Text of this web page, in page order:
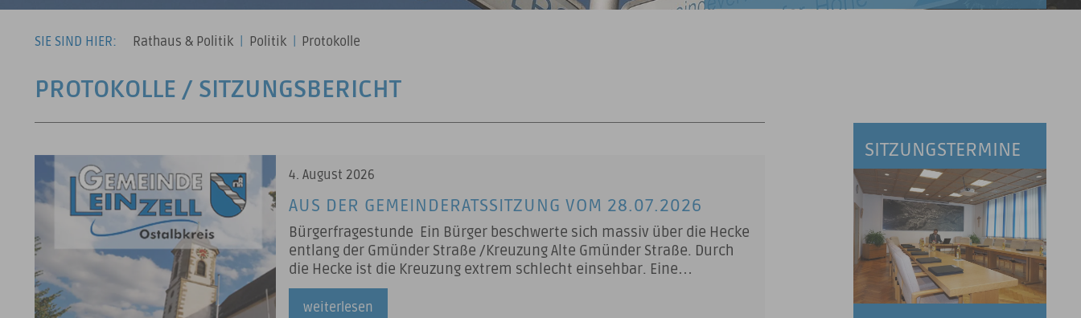
SIE SIND HIER: Rathaus & Politik Politik Protokolle
PROTOKOLLE / SITZUNGSBERICHT
20 Ergebnisse gefunden 4. August 2026
AUS DER GEMEINDERATSSITZUNG VOM 28.07.2026
Bürgerfragestunde Ein Bürger beschwerte sich massiv über die Hecke
entlang der Gmünder Straße /Kreuzung Alte Gmünder Straße. Durch
die Hecke ist die Kreuzung extrem schlecht einsehbar. Eine
Unfallgefahr besteht. Anfragen des Gemeinderats Bekanntgaben
des Vorsitzenden Zusage ELR -Fördermittel
weiterlesen
SITZUNGSTERMINE